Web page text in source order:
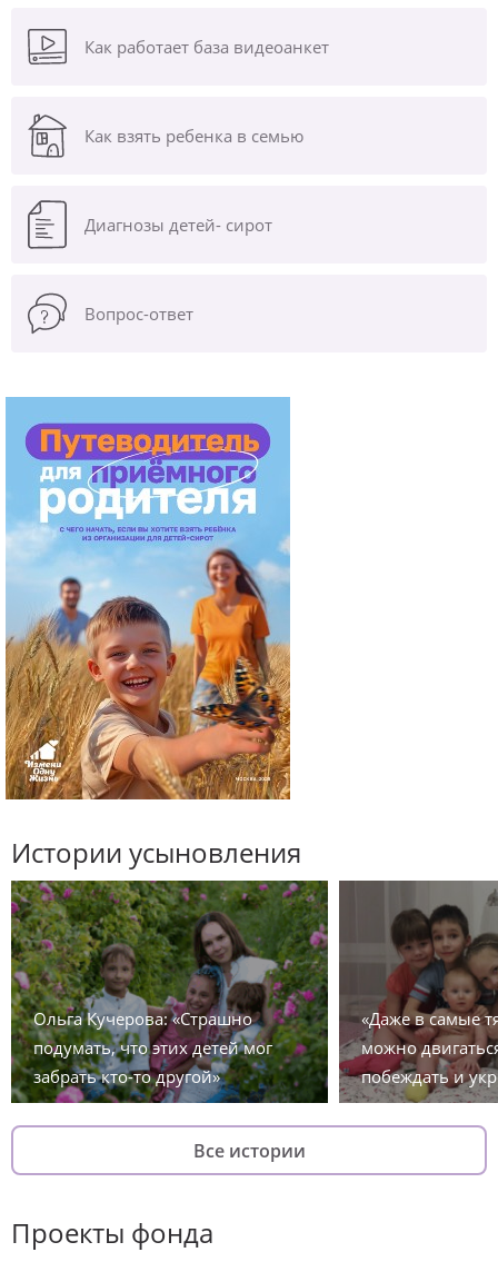
Как работает база видеоанкет
Как взять ребенка в семью
Диагнозы детей- сирот
Вопрос-ответ
Истории усыновления
Ольга Кучерова: «Страшно
подумать, что этих детей мог
забрать кто-то другой»
«Даже в самые
можно
побеждать и
Все истории
Проекты фонда